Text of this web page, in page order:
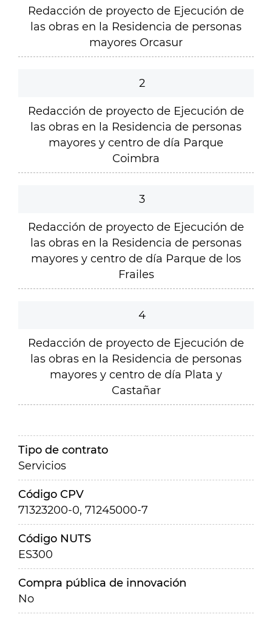
Redacción de proyecto de Ejecución de
las obras en la Residencia de personas
mayores Orcasur
2
Redacción de proyecto de Ejecución de
las obras en la Residencia de personas
mayores y centro de día Parque
Coimbra
3
Redacción de proyecto de Ejecución de
las obras en la Residencia de personas
mayores y centro de día Parque de los
Frailes
4
Redacción de proyecto de Ejecución de
las obras en la Residencia de personas
mayores y centro de día Plata y
Castañar
Tipo de contrato
Servicios
Código CPV
71323200-0, 71245000-7
Código NUTS
ES300
Compra pública de innovación
No